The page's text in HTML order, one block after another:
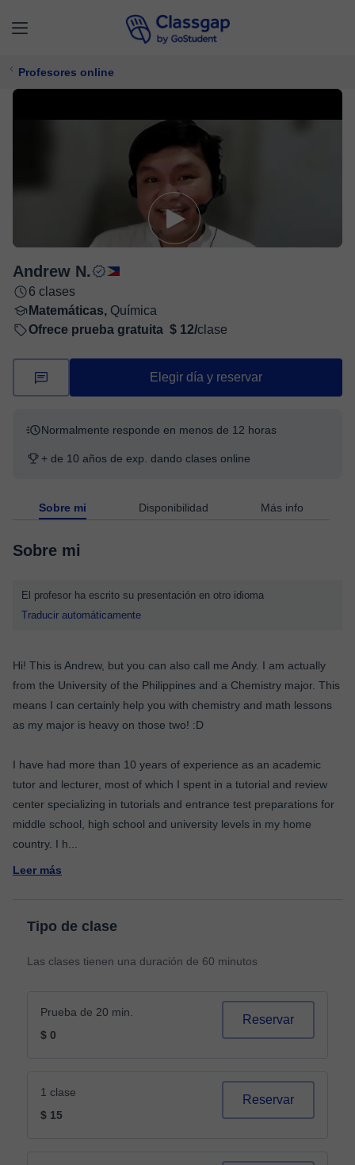
Profesores online
Andrew N.
6 clases
Matemáticas, Química
Ofrece prueba gratuita $ 12/clase
Elegir día y reservar
Normalmente responde en menos de 12 horas
+ de 10 años de exp. dando clases online
Sobre mi Disponibilidad Más info
Sobre mi
El profesor ha escrito su presentación en otro idioma
Traducir automáticamente
Hi! This is Andrew, but you can also call me Andy. I am actually
from the University of the Philippines and a Chemistry major. This
means I can certainly help you with chemistry and math lessons
as my major is heavy on those two! :D
I have had more than 10 years of experience as an academic
tutor and lecturer, most of which I spent in a tutorial and review
center specializing in tutorials and entrance test preparations for
middle school, high school and university levels in my home
country. I h
Leer más
Tipo de clase
Las clases tienen una duración de 60 minutos
Prueba de 20 min.
$ 0
Reservar
1 clase
$ 15
Reservar